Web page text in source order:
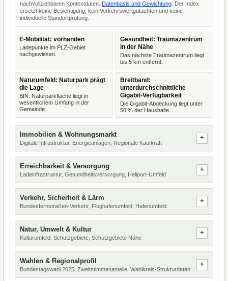
nachvollziehbaren Kontextdaten. Datenbasis und Gewichtung . Der Index
ersetzt keine Besichtigung, kein Verkehrswertgutachten und keine
individuelle Standortprüfung.
E-Mobilität: vorhanden
Ladepunkte im PLZ-Gebiet
nachgewiesen.
Gesundheit: Traumazentrum
in der Nähe
Das nächste Traumazentrum liegt
bis 5 km entfernt.
Naturumfeld: Naturpark prägt
die Lage
BfN: Naturparkfläche liegt in
wesentlichem Umfang in der
Gemeinde.
Breitband:
unterdurchschnittliche
Gigabit-Verfügbarkeit
Die Gigabit-Abdeckung liegt unter
50 % der Haushalte.
Immobilien & Wohnungsmarkt
Digitale Infrastruktur, Energieanlagen, Regionale Kaufkraft
Erreichbarkeit & Versorgung
Ladeinfrastruktur, Gesundheitsversorgung, Heliport-Umfeld
Verkehr, Sicherheit & Lärm
Bundesfernstraßen-Verkehr, Flughafenumfeld, Hafenumfeld
Natur, Umwelt & Kultur
Kulturumfeld, Schutzgebiete, Schutzgebiete Nähe
Wahlen & Regionalprofil
Bundestagswahl 2025, Zweitstimmenanteile, Wahlkreis-Strukturdaten